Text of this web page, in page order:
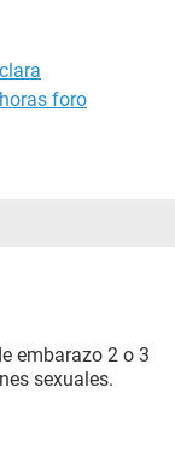
foro
embarazo 2 o 3
sexuales.